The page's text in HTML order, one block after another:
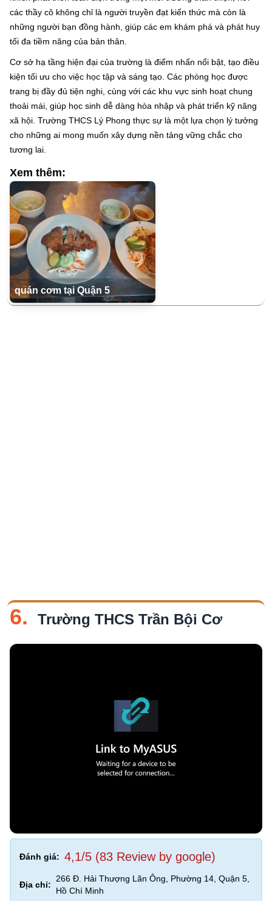
các thầy cô không chỉ là người truyền đạt kiến thức mà còn là
những người bạn đồng hành, giúp các em khám phá và phát huy
tối đa tiềm năng của bản thân.
Cơ sở hạ tầng hiện đại của trường là điểm nhấn nổi bật, tạo điều
kiện tối ưu cho việc học tập và sáng tạo. Các phòng học được
trang bị đầy đủ tiện nghi, cùng với các khu vực sinh hoạt chung
thoải mái, giúp học sinh dễ dàng hòa nhập và phát triển kỹ năng
xã hội. Trường THCS Lý Phong thực sự là một lựa chọn lý tưởng
cho những ai mong muốn xây dựng nền tảng vững chắc cho
tương lai.
Xem thêm:
quán cơm tại Quận 5
6. Trường THCS Trần Bội Cơ
Đánh giá: 4,1/5 (83 Review by google)
Địa chỉ:
266 Đ. Hải Thượng Lãn Ông, Phường 14, Quận 5,
Hồ Chí Minh